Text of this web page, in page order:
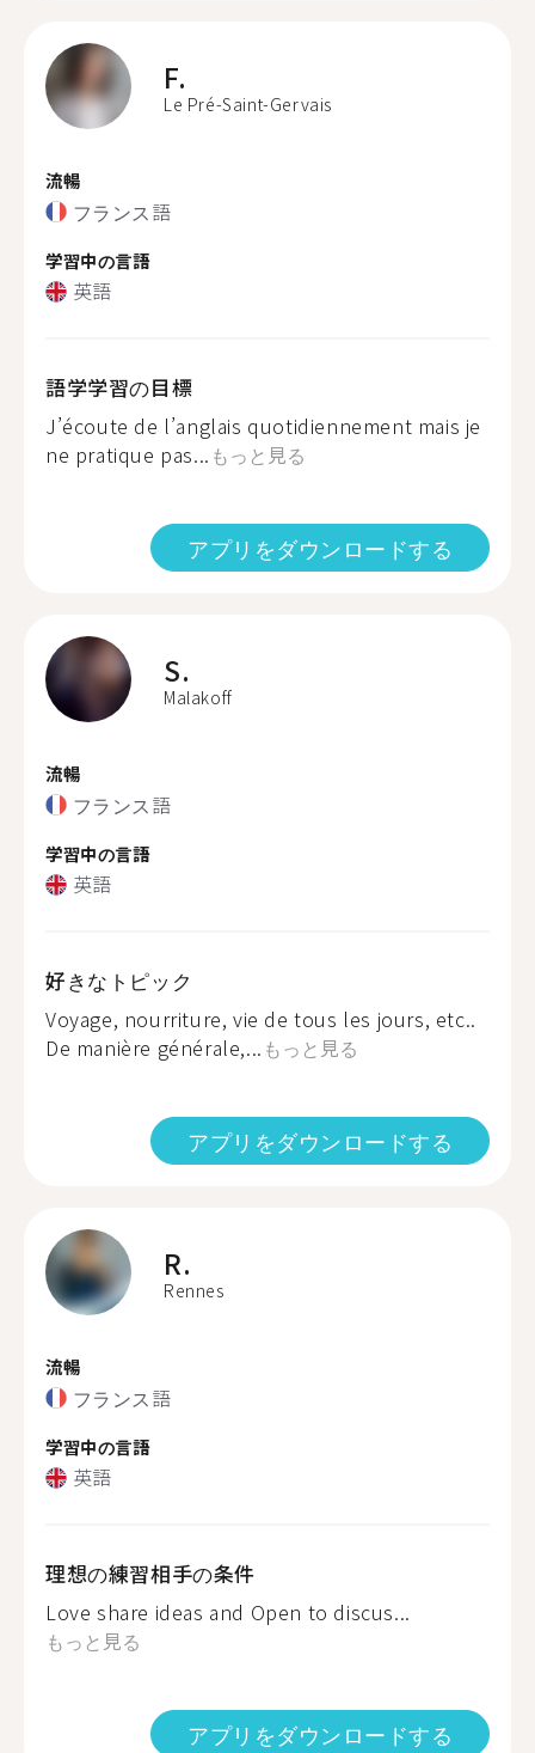
F.
Le Pré-Saint-Gervais
流暢
フランス語
学習中の言語
英語
語学学習の目標
J’écoute de l’anglais quotidiennement mais je
ne pratique pas... もっと見る
アプリをダウンロードする
S.
Malakoff
流暢
フランス語
学習中の言語
英語
好きなトピック
Voyage, nourriture, vie de tous les jours, etc..
De manière générale,... もっと見る
アプリをダウンロードする
R.
Rennes
流暢
フランス語
学習中の言語
英語
理想の練習相手の条件
Love share ideas and Open to discus...
もっと見る
アプリをダウンロードする